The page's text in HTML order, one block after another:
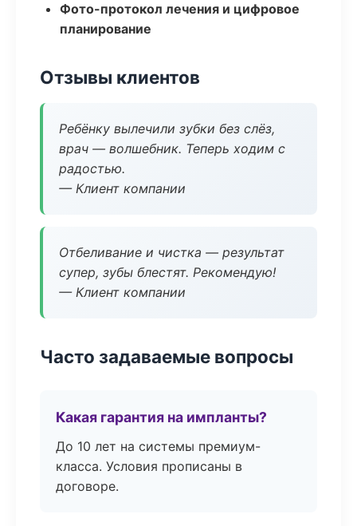
Фото-протокол лечения и цифровое
планирование
Отзывы клиентов
Ребёнку вылечили зубки без слёз,
врач — волшебник. Теперь ходим с
радостью.
— Клиент компании
Отбеливание и чистка — результат
супер, зубы блестят. Рекомендую!
— Клиент компании
Часто задаваемые вопросы
Какая гарантия на импланты?
До 10 лет на системы премиум-
класса. Условия прописаны в
договоре.